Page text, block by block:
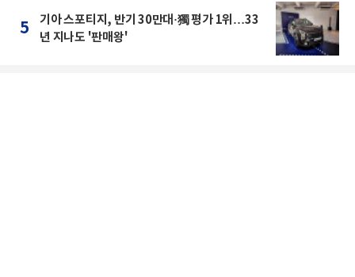
5
기아 스포티지, 반기 30만대·獨 평가 1위…33
년 지나도 '판매왕'